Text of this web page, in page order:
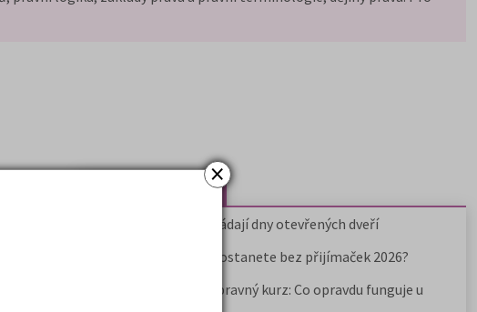
×
Nejčtenější články
Kdy vysoké školy pořádají dny otevřených dveří
Na které fakulty se dostanete bez přijímaček 2026?
Samostudium vs. přípravný kurz: Co opravdu funguje u